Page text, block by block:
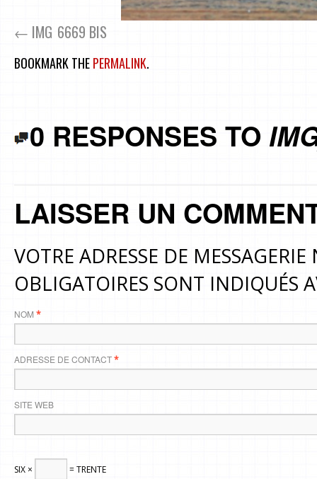
IMG_6669 BIS
BOOKMARK THEPERMALINK.
0 RESPONSES TO
LAISSER UN
VOTRE ADRESSE DE
OBLIGATOIRES SONT INDIQUÉS
NOM *
ADRESSE DE CONTACT*
SITE WEB
SIX × = TRENTE